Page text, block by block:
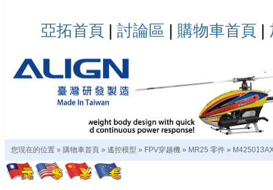
亞拓首頁 | 討論區 | 購物車首頁 |
您現在的位置 » 購物車首頁 » 遙控模型 » FPV穿越機 » MR25 零件 »